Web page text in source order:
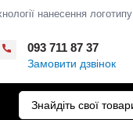
нанесення логотипу
093 711 87 37
Замовити дзвінок